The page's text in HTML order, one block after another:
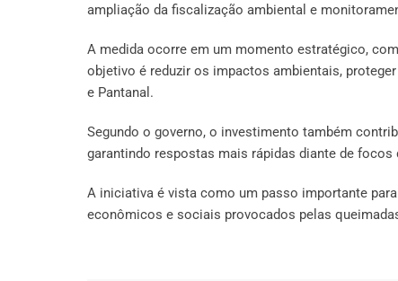
ampliação da fiscalização ambiental e
A medida ocorre em um momento estratégico,
objetivo é reduzir os impactos ambientais,
e Pantanal.
Segundo o governo, o investimento também
garantindo respostas mais rápidas diante de
A iniciativa é vista como um passo importante
econômicos e sociais provocados pelas